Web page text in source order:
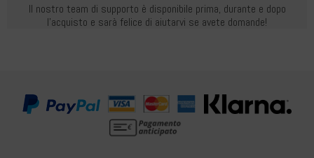
Il nostro team di supporto è disponibile prima, durante e dopo
l'acquisto e sarà felice di aiutarvi se avete domande!